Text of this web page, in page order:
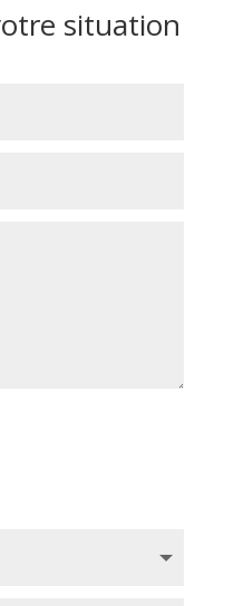
situation